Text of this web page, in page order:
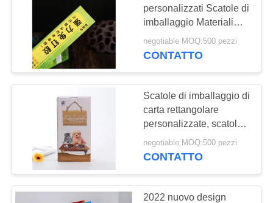
personalizzati Scatole di
imballaggio Materiali
riciclati per prodotti
alimentari
negotiable MOQ:500 pezzi
CONTATTO
Scatole di imballaggio di
carta rettangolare
personalizzate, scatole
pieghevoli di cartone per
la ciotola per animali
negotiable MOQ:500 pezzi
CONTATTO
2022 nuovo design